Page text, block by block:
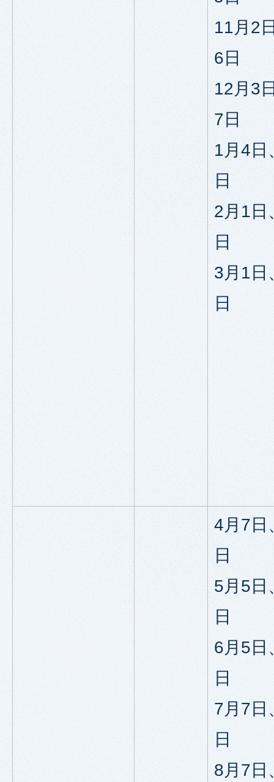
11月2
6日
12月3
7日
1月4日
日
2月1日
日
3月1日
日
4月7日
日
5月5日
日
6月5日
日
7月7日
日
8月7日